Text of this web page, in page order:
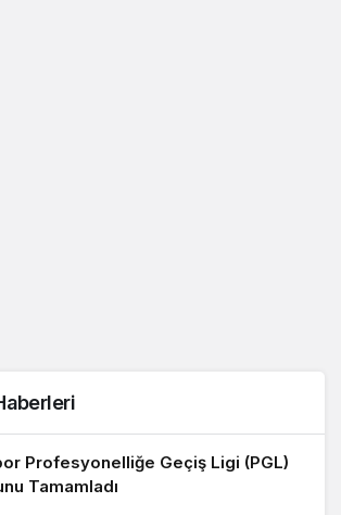
Profesyonelliğe Geçiş Ligi (PGL)
Tamamladı